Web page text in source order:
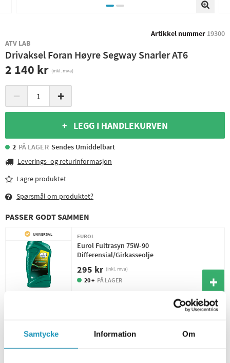
Samtycke Information Om
Artikkel nummer 19300
ATV LAB
Drivaksel Foran Høyre Segway Snarler AT6
2 140 kr (inkl. mva)
− +
+ LEGG I HANDLEKURVEN
2 PÅ LAGER Sendes Umiddelbart
Leverings- og returinformasjon
Lagre produktet
Spørsmål om produktet?
PASSER GODT SAMMEN
UNIVERSAL EUROL
Eurol Fultrasyn 75W-90
Differensial/Girkasseolje
295 kr (inkl. mva)
20 + PÅ LAGER
Eurol Fulltrax 75W-140 Limited Slip